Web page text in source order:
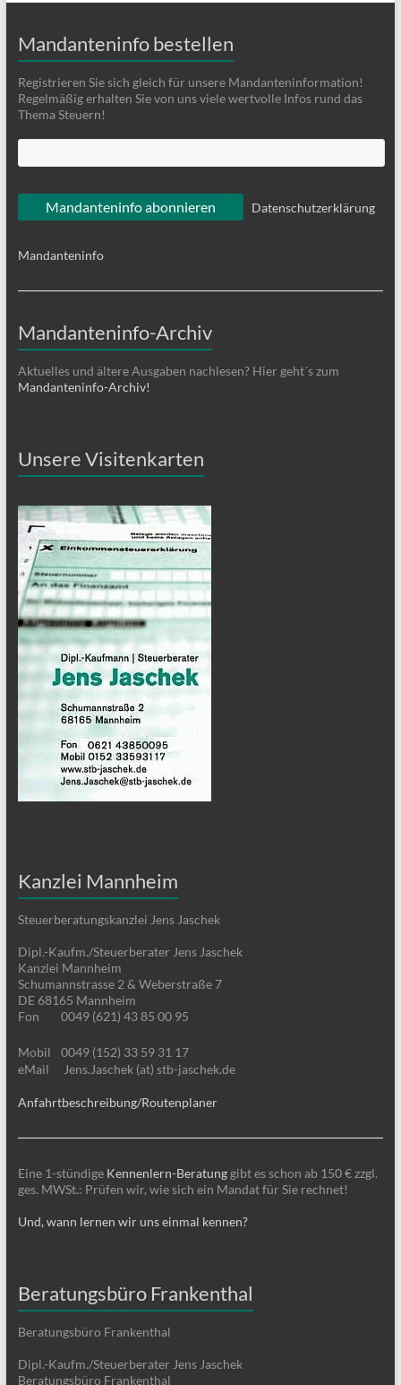
Mandanteninfo bestellen
Registrieren Sie sich gleich für unsere Mandanteninformation!
Regelmäßig erhalten Sie von uns viele wertvolle Infos rund das
Thema Steuern!
Datenschutzerklärung
Mandanteninfo
Mandanteninfo-Archiv
Aktuelles und ältere Ausgaben nachlesen? Hier geht´s zum
Mandanteninfo-Archiv!
Unsere Visitenkarten
Kanzlei Mannheim
Steuerberatungskanzlei Jens Jaschek
Dipl.-Kaufm./Steuerberater Jens Jaschek
Kanzlei Mannheim
Schumannstrasse 2 & Weberstraße 7
DE 68165 Mannheim
Fon
0049 (621) 43 85 00 95
Mobil
0049 (152) 33 59 31 17
eMail
Jens.Jaschek (at) stb-jaschek.de
Anfahrtbeschreibung/Routenplaner
Eine 1-stündige Kennenlern-Beratunggibt es schon ab 150 € zzgl.
ges. MWSt.: Prüfen wir, wie sich ein Mandat für Sie rechnet!
Und, wann lernen wir uns einmal kennen?
Beratungsbüro Frankenthal
Beratungsbüro Frankenthal
Dipl.-Kaufm./Steuerberater Jens Jaschek
Beratungsbüro Frankenthal